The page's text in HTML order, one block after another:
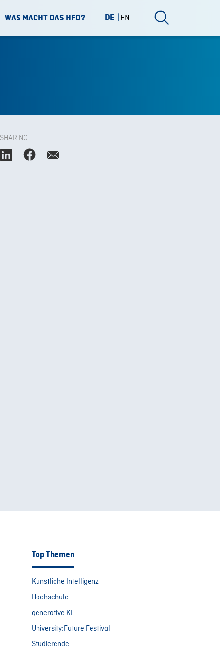
WAS MACHT DAS HFD? DE EN
SHARING
Top Themen
Künstliche Intelligenz
Hochschule
generative KI
University:Future Festival
Studierende